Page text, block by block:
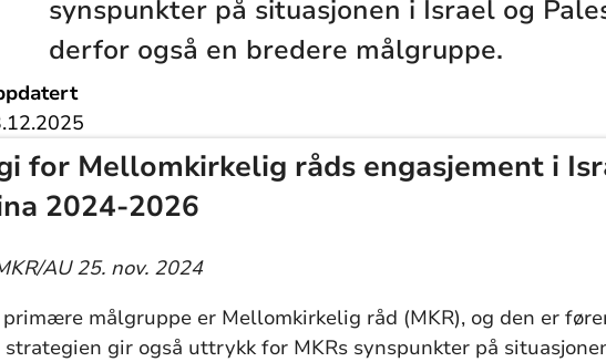
synspunkter på situasjonen i Israel og
derfor også en bredere målgruppe.
for Mellomkirkelig råds engasjement i
2024-2026
AU 25. nov. 2024
målgruppe er Mellomkirkelig råd (MKR), og den er
strategien gir også uttrykk for MKRs synspunkter på